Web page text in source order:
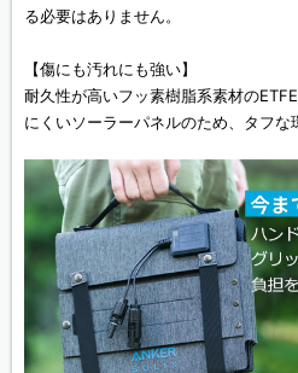
る必要はありません。
【傷にも汚れにも強い】
耐久性が高いフッ素樹脂系素材の
にくいソーラーパネルのため、タフな